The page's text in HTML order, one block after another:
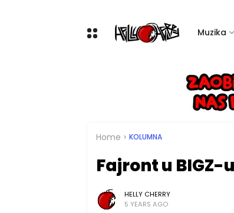
Muzika
Home KOLUMNA
Fajront u BIGZ-u
HELLY CHERRY
5 YEARS AGO